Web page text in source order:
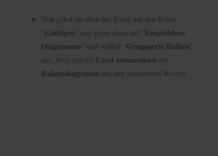
Nun gehst du oben bei Excel auf den Reiter
“Einfügen” und gehst dann auf “Empfohlene
Diagramme” und wählst “Gruppierte Balken”
aus. Jetzt erstellt Excel automatisch das
Balkendiagramm aus den markierten Werten.